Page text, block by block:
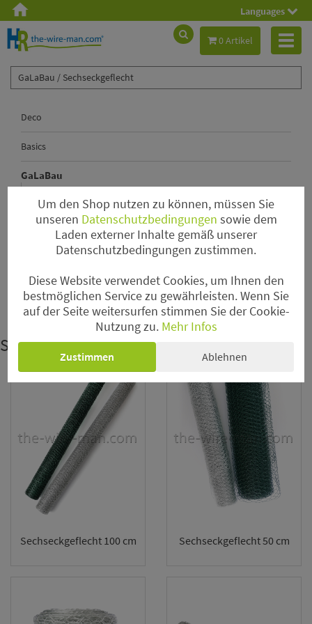
Languages
0 Artikel
GaLaBau / Sechseckgeflecht
Deco
Basics
GaLaBau
Ösenbindedrähte & Driller
Drahtstifte
Sechseckgeflecht
Sale
Sechseckgeflecht
Sechseckgeflecht 100 cm Sechseckgeflecht 50 cm
Um den Shop nutzen zu können, müssen Sie
unseren Datenschutzbedingungen sowie dem
Laden externer Inhalte gemäß unserer
Datenschutzbedingungen zustimmen.
Diese Website verwendet Cookies, um Ihnen den
bestmöglichen Service zu gewährleisten. Wenn Sie
auf der Seite weitersurfen stimmen Sie der Cookie-
Nutzung zu. Mehr Infos
Zustimmen Ablehnen